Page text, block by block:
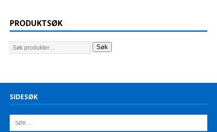
PRODUKTSØK
Søk
SIDESØK